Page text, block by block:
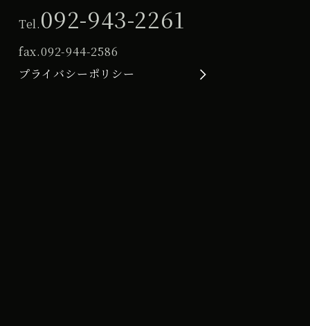
Tel.092-943-2261
fax.092-944-2586
プライバシーポリシー